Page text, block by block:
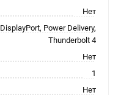
Нет
DisplayPort, Power Delivery,
Thunderbolt 4
Нет
1
Нет